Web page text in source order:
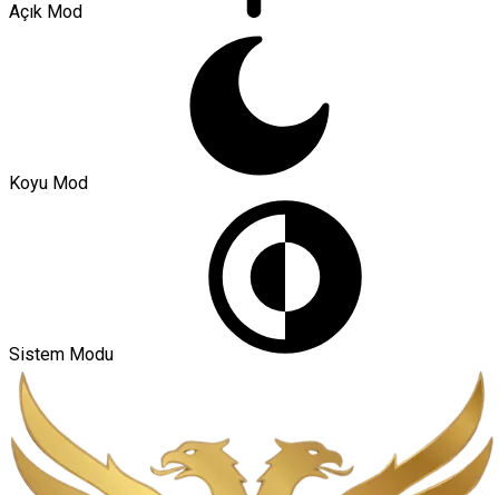
Açık Mod
Koyu Mod
Sistem Modu